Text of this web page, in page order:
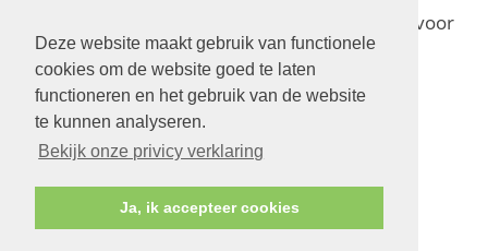
Deze website maakt gebruik van functionele
cookies om de website goed te laten
functioneren en het gebruik van de website
te kunnen analyseren.
Bekijk onze privicy verklaring
Ja, ik accepteer cookies
voor
de verschijningsdata in 2025 en 2026
Bijbelschool